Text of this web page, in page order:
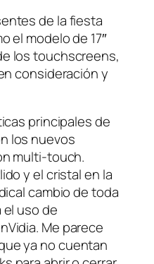
de la fiesta
el modelo de 17″
los touchscreens,
consideración y
principales de
los nuevos
multi-touch.
y el cristal en la
cambio de toda
el uso de
Me parece
ya no cuentan